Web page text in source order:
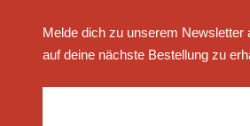
Melde dich zu unserem Newsletter
auf deine nächste Bestellung zu